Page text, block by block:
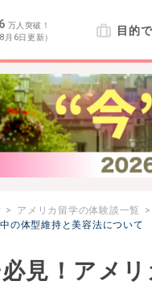
万人突破！
月6日更新）
目的
アメリカ留学の体験談一覧
の体型維持と美容法について
必見！アメ